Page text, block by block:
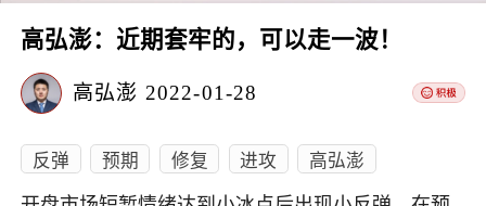
高弘澎：近期套牢的，可以走一波！
高弘澎 2022-01-28
反弹 预期 修复 进攻 高弘澎